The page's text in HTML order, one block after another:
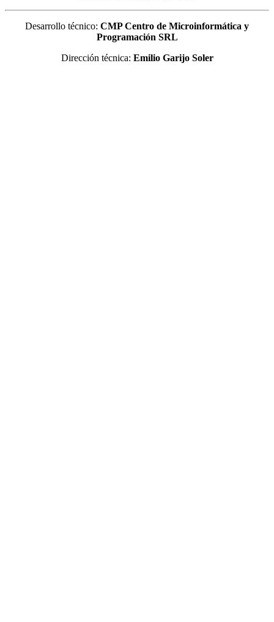
Desarrollo técnico: CMP Centro de Microinformática y
Programación SRL
Dirección técnica: Emilio Garijo Soler